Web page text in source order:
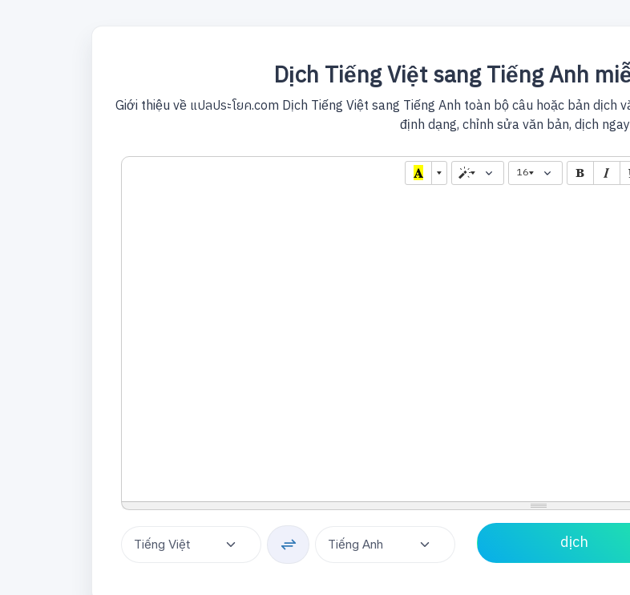
Dịch Tiếng Việt sang Tiếng Anh
Giới thiệu về แปลประโยค.com Dịch Tiếng Việt sang Tiếng Anh toàn bộ câu hoặc bản
định dạng, chỉnh sửa văn bản, dịch
16